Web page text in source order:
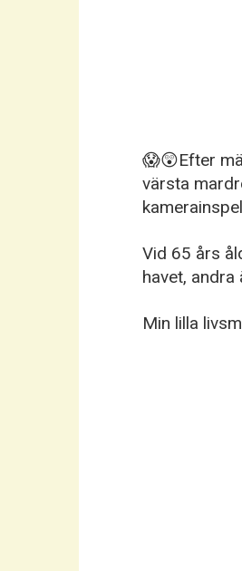
😱😲Efter
värsta
Vid 65 års
havet,
Min lilla